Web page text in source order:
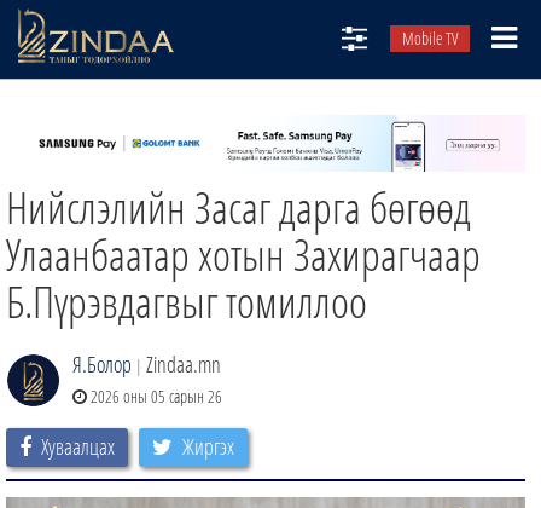
Mobile TV
ТВ8
ӨГЛӨӨНИЙ СОНИН
АУДИО ЗОХИОЛ
ЗИНДАА СЭТГҮҮЛ
Нийслэлийн Засаг дарга бөгөөд
Улаанбаатар хотын Захирагчаар
Б.Пүрэвдагвыг томиллоо
Я.Болор | Zindaa.mn
2026 оны 05 сарын 26
Хуваалцах Жиргэх